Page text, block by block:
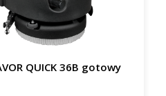
QUICK 36B gotowy